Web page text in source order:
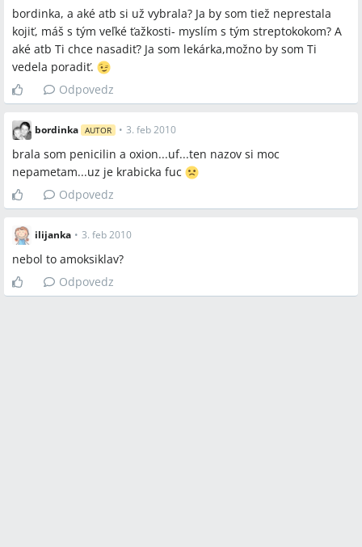
bordinka, a aké atb si už vybrala? Ja by som tiež neprestala
kojiť, máš s tým veľké ťažkosti- myslím s tým streptokokom? A
aké atb Ti chce nasadiť? Ja som lekárka,možno by som Ti
vedela poradiť.
Odpovedz
bordinka AUTOR • 3. feb 2010
brala som penicilin a oxion...uf...ten nazov si moc
nepametam...uz je krabicka fuc
Odpovedz
ilijanka • 3. feb 2010
nebol to amoksiklav?
Odpovedz